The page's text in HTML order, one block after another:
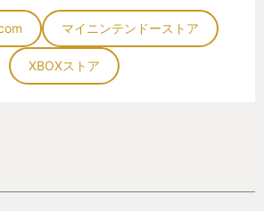
マイニンテンドーストア
XBOXストア